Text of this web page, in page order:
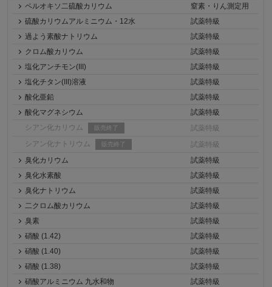
ペルオキソ二硫酸カリウム
窒素・りん測定用
硫酸カリウムアルミニウム・12水
試薬特級
過よう素酸ナトリウム
試薬特級
クロム酸カリウム
試薬特級
塩化アンチモン(III)
試薬特級
塩化チタン(III)溶液
試薬特級
酸化亜鉛
試薬特級
酸化マグネシウム
試薬特級
シアン化カリウム
販売終了
試薬特級
シアン化ナトリウム
販売終了
試薬特級
臭化カリウム
試薬特級
臭化水素酸
試薬特級
臭化ナトリウム
試薬特級
二クロム酸カリウム
試薬特級
臭素
試薬特級
硝酸 (1.42)
試薬特級
硝酸 (1.40)
試薬特級
硝酸 (1.38)
試薬特級
硝酸アルミニウム 九水和物
試薬特級